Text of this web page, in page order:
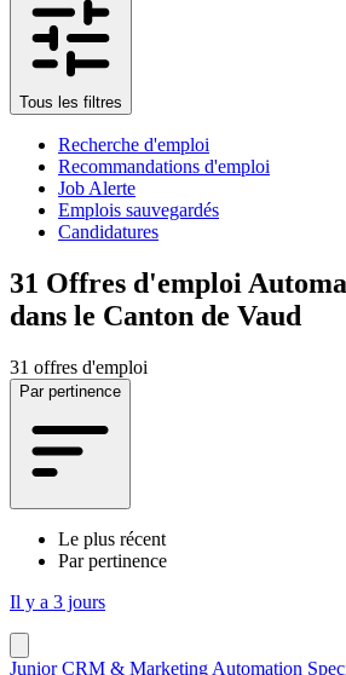
Tous les filtres
Recherche d'emploi
Recommandations d'emploi
Job Alerte
Emplois sauvegardés
Candidatures
31 Offres d'emploi
dans le Canton de Vaud
31 offres d'emploi
Par pertinence
Le plus récent
Par pertinence
Il y a 3 jours
Junior CRM & Marketing Automation